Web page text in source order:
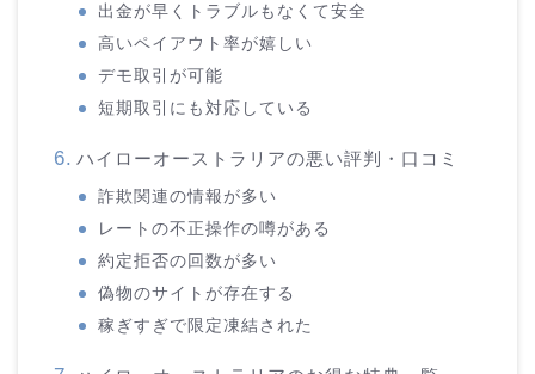
出金が早くトラブルもなくて安全
高いペイアウト率が嬉しい
デモ取引が可能
短期取引にも対応している
ハイローオーストラリアの悪い評判・口コミ
詐欺関連の情報が多い
レートの不正操作の噂がある
約定拒否の回数が多い
偽物のサイトが存在する
稼ぎすぎで限定凍結された